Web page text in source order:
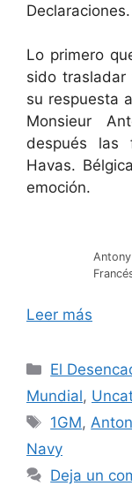
Lo primero
sido
su respuesta
Monsieur
después las
Havas.
emoción.
Leer más
Categorías
El
Mundial,
Etiquetas
1GM,
Navy
Deja un